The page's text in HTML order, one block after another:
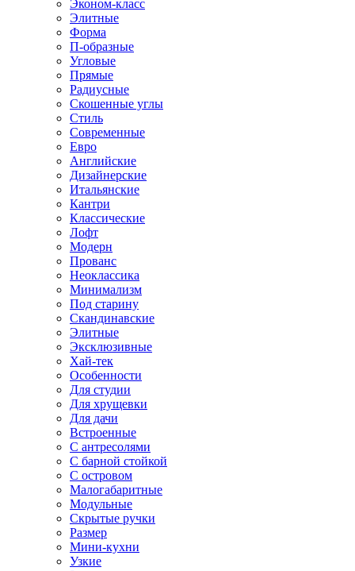
Эконом-класс
Элитные
Форма
П-образные
Угловые
Прямые
Радиусные
Скошенные углы
Стиль
Современные
Евро
Английские
Дизайнерские
Итальянские
Кантри
Классические
Лофт
Модерн
Прованс
Неоклассика
Минимализм
Под старину
Скандинавские
Элитные
Эксклюзивные
Хай-тек
Особенности
Для студии
Для хрущевки
Для дачи
Встроенные
С антресолями
С барной стойкой
С островом
Малогабаритные
Модульные
Скрытые ручки
Размер
Мини-кухни
Узкие